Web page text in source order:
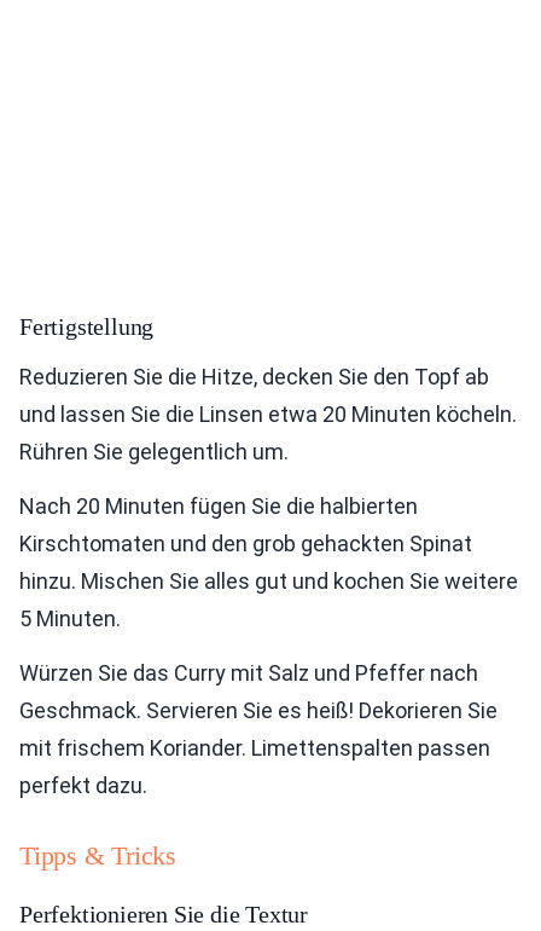
Fertigstellung
Reduzieren Sie die Hitze, decken Sie den Topf ab
und lassen Sie die Linsen etwa 20 Minuten köcheln.
Rühren Sie gelegentlich um.
Nach 20 Minuten fügen Sie die halbierten
Kirschtomaten und den grob gehackten Spinat
hinzu. Mischen Sie alles gut und kochen Sie weitere
5 Minuten.
Würzen Sie das Curry mit Salz und Pfeffer nach
Geschmack. Servieren Sie es heiß! Dekorieren Sie
mit frischem Koriander. Limettenspalten passen
perfekt dazu.
Tipps & Tricks
Perfektionieren Sie die Textur